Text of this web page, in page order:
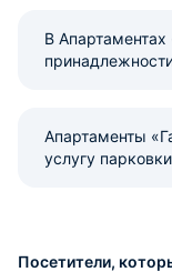
В Апартаментах
Апартаменты
услугу
Посетители,